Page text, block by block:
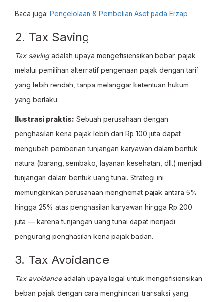
Baca juga: Pengelolaan & Pembelian Aset pada Erzap
2. Tax Saving
Tax savingadalah upaya mengefisiensikan beban pajak
melalui pemilihan alternatif pengenaan pajak dengan tarif
yang lebih rendah, tanpa melanggar ketentuan hukum
yang berlaku.
Ilustrasi praktis: Sebuah perusahaan dengan
penghasilan kena pajak lebih dari Rp 100 juta dapat
mengubah pemberian tunjangan karyawan dalam bentuk
natura (barang, sembako, layanan kesehatan, dll.) menjadi
tunjangan dalam bentuk uang tunai. Strategi ini
memungkinkan perusahaan menghemat pajak antara 5%
hingga 25% atas penghasilan karyawan hingga Rp 200
juta — karena tunjangan uang tunai dapat menjadi
pengurang penghasilan kena pajak badan.
3. Tax Avoidance
Tax avoidanceadalah upaya legal untuk mengefisiensikan
beban pajak dengan cara menghindari transaksi yang